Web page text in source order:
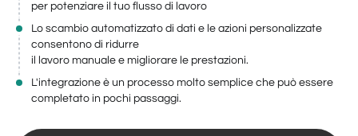
per potenziare il tuo flusso di lavoro
Lo scambio automatizzato di dati e le azioni personalizzate
consentono di ridurre
il lavoro manuale e migliorare le prestazioni.
L'integrazione è un processo molto semplice che può essere
completato in pochi passaggi.